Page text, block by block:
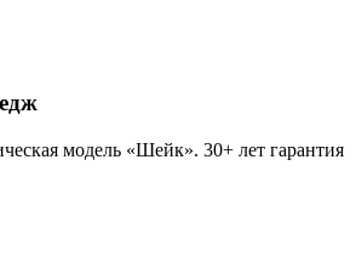
модель «Шейк». 30+ лет гарантия